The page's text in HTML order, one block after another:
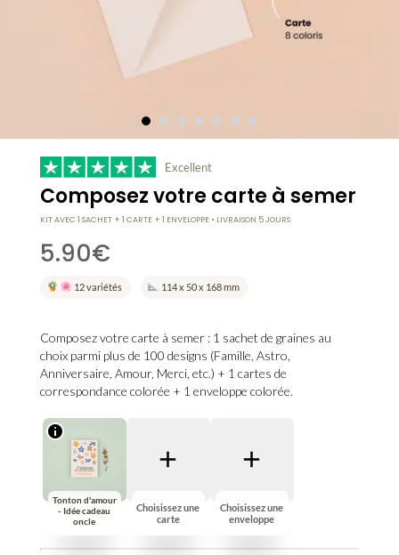
Excellent
Composez votre carte à semer
KIT AVEC 1 SACHET + 1 CARTE + 1 ENVELOPPE • LIVRAISON 5 JOURS
5.90€
12 variétés 114 x 50 x 168 mm
Composez votre carte à semer : 1 sachet de graines au
choix parmi plus de 100 designs (Famille, Astro,
Anniversaire, Amour, Merci, etc.) + 1 cartes de
correspondance colorée + 1 enveloppe colorée.
Tonton d'amour
- Idée cadeau
oncle
Choisissez une
carte
Choisissez une
enveloppe